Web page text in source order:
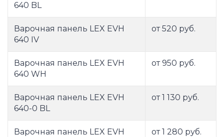
640 BL
Варочная панель LEX EVH
640 IV
от 520 руб.
Варочная панель LEX EVH
640 WH
от 950 руб.
Варочная панель LEX EVH
640-0 BL
от 1 130 руб.
Варочная панель LEX EVH
от 1 280 руб.